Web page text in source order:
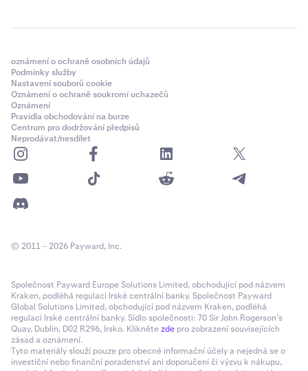
oznámení o ochraně osobních údajů
Podmínky služby
Nastavení souborů cookie
Oznámení o ochraně soukromí uchazečů
Oznámení
Pravidla obchodování na burze
Centrum pro dodržování předpisů
Neprodávat/nesdílet
© 2011 – 2026 Payward, Inc.
Společnost Payward Europe Solutions Limited, obchodující pod názvem
Kraken, podléhá regulaci Irské centrální banky. Společnost Payward
Global Solutions Limited, obchodující pod názvem Kraken, podléhá
regulaci Irské centrální banky. Sídlo společnosti: 70 Sir John Rogerson’s
Quay, Dublin, D02 R296, Irsko. Kliknětezde pro zobrazení souvisejících
zásad a oznámení.
Tyto materiály slouží pouze pro obecné informační účely a nejedná se o
investiční nebo finanční poradenství ani doporučení či výzvu k nákupu,